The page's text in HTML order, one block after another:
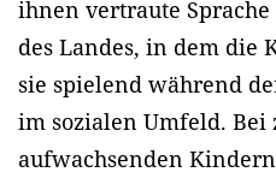
ihnen vertraute
des Landes, in dem die
sie spielend während
im sozialen Umfeld. Bei
aufwachsenden